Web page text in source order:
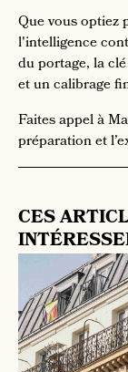
Que vous optiez
l'intelligence
du portage, la
et un calibrage
Faites appel à
préparation et
CES